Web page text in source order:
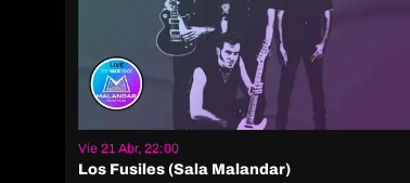
Vie 21 Abr, 22:00
Los Fusiles (Sala Malandar)